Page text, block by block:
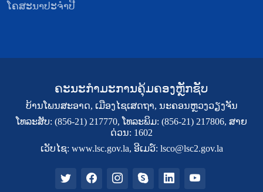
ໂຄສະນາປະຈຳປີ
ຄະນະກຳມະການຄຸ້ມຄອງຫຼັກຊັບ
ບ້ານໂພນສະອາດ, ເມືອງໄຊເສດຖາ, ນະຄອນຫຼວງວຽງຈັນ
ໂທລະສັບ: (856-21) 217770, ໂທລະພິມ: (856-21) 217806, ສາຍ
ດ່ວນ: 1602
ເວັບໄຊ: www.lsc.gov.la, ອີເມວ໌: lsco@lsc2.gov.la